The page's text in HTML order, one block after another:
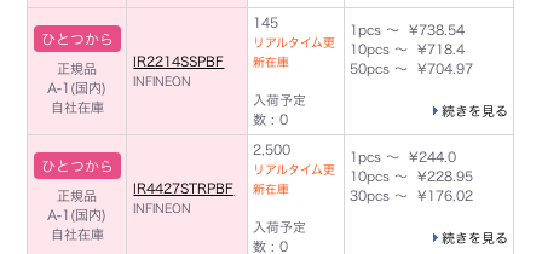
ひとつから
正規品
A-1(国内)
自社在庫
IR2214SSPBF
INFINEON
145
リアルタイム更
新在庫
入荷予定
数 : 0
1pcs ～ ¥738.54
10pcs ～ ¥718.4
50pcs ～ ¥704.97
続きを見る
ひとつから
正規品
A-1(国内)
自社在庫
IR4427STRPBF
INFINEON
2,500
リアルタイム更
新在庫
入荷予定
数 : 0
1pcs ～ ¥244.0
10pcs ～ ¥228.95
30pcs ～ ¥176.02
続きを見る